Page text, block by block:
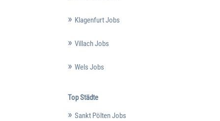
Klagenfurt Jobs
Villach Jobs
Wels Jobs
Top Städte
Sankt Pölten Jobs